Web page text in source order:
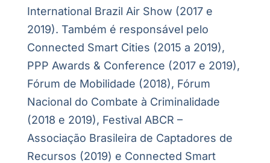
International Brazil Air Show (2017 e
2019). Também é responsável pelo
Connected Smart Cities (2015 a 2019),
PPP Awards & Conference (2017 e 2019),
Fórum de Mobilidade (2018), Fórum
Nacional do Combate à Criminalidade
(2018 e 2019), Festival ABCR –
Associação Brasileira de Captadores de
Recursos (2019) e Connected Smart